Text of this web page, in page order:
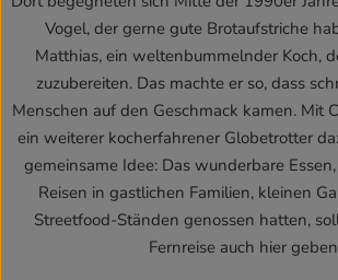
Vogel, der gerne gute Brotaufstriche
Matthias, ein weltenbummelnder Koch,
zuzubereiten. Das machte er so, dass
Menschen auf den Geschmack kamen. Mit
ein weiterer kocherfahrener Globetrotter
gemeinsame Idee: Das wunderbare
Reisen in gastlichen Familien, kleinen
Streetfood-Ständen genossen hatten,
Fernreise auch hier